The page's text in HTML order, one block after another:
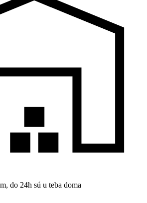
do 24h sú u teba doma